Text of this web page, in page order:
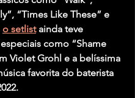
“Times Like These” e
o setlist ainda teve
como “Shame
Violet Grohl e a belíssima
favorita do baterista